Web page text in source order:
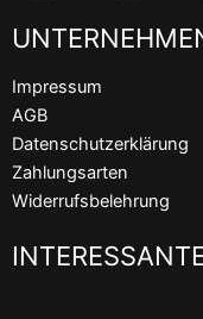
e
o
o
k
t
r
Impressum
AGB
Datenschutzerklärung
Zahlungsarten
Widerrufsbelehrung